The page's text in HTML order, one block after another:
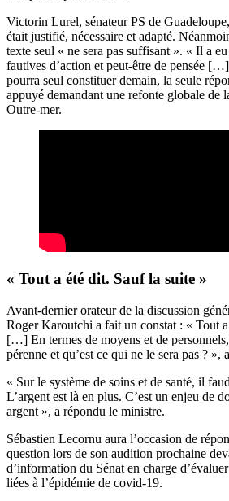
Victorin Lurel, sénateur PS de
était justifié, nécessaire et adapté.
texte seul « ne sera pas suffisant ». « Il a
fautives d’action et peut-être de pensée
pourra seul constituer demain, la seule
appuyé demandant une refonte globale de
Outre-mer.
« Tout a été dit. Sauf la suite »
Avant-dernier orateur de la discussion
Roger Karoutchi a fait un constat : « Tout
[…] En termes de moyens et de
pérenne et qu’est ce qui ne le sera pas ? »,
« Sur le système de soins et de santé, il
L’argent est là en plus. C’est un enjeu de
argent », a répondu le ministre.
Sébastien Lecornu aura l’occasion de
question lors de son audition prochaine
d’information du Sénat en charge
liées à l’épidémie de covid-19.